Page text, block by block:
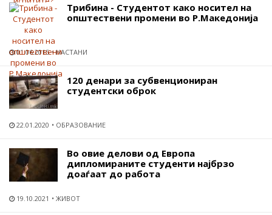
Трибина - Студентот како носител на
општествени промени во Р.Македонија
01.06.2015 НАСТАНИ
120 денари за субвенциониран
студентски оброк
22.01.2020 ОБРАЗОВАНИЕ
Во овие делови од Европа
дипломираните студенти најбрзо
доаѓаат до работа
19.10.2021 ЖИВОТ